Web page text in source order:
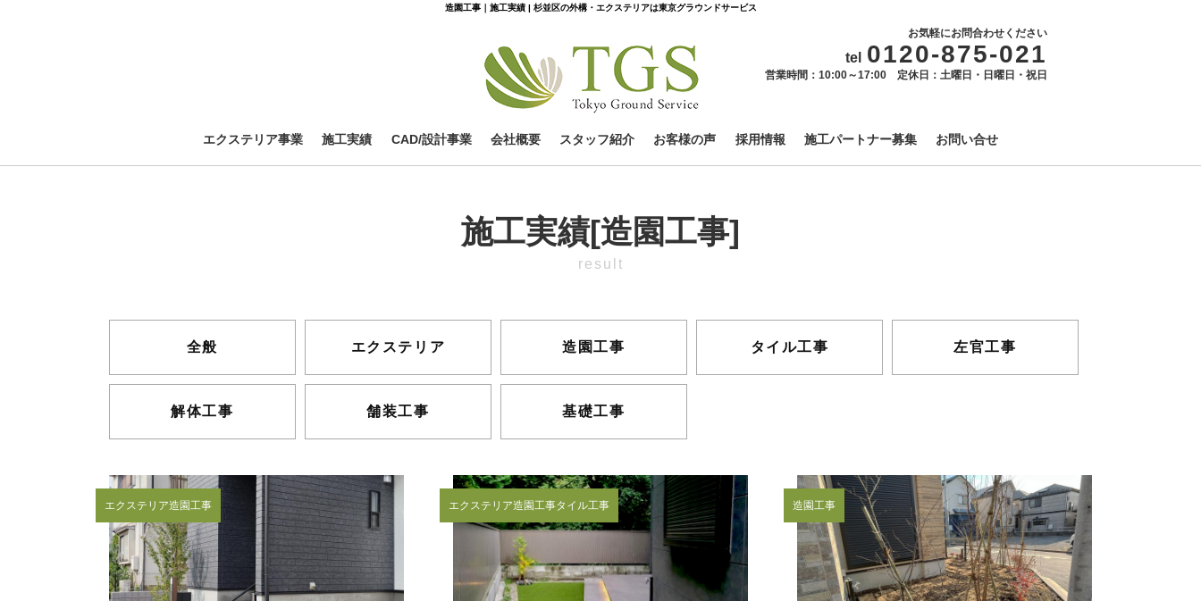
造園工事｜施工実績 | 杉並区の外構・エクステリアは東京グラウンドサービス
お気軽にお問合わせください
tel 0120-875-021
営業時間：10:00～17:00 定休日：土曜日・日曜日・祝日
エクステリア事業 施工実績 CAD/設計事業 会社概要 スタッフ紹介 お客様の声 採用情報 施工パートナー募集 お問い合せ
施工実績[造園工事]
result
全般 エクステリア 造園工事 タイル工事 左官工事
解体工事 舗装工事 基礎工事
エクステリア造園工事 エクステリア造園工事タイル工事 造園工事